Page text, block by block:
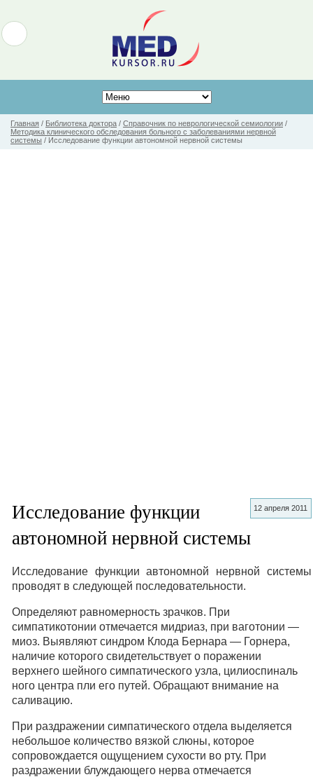
Главная / Библиотека доктора / Справочник по неврологической семиологии /
Методика клинического обследования больного с заболеваниями нервной
системы / Исследование функции автономной нервной системы
12 апреля 2011
Исследование функции
автономной нервной системы
Исследование функции автономной нервной системы
проводят в следующей последовательности.
Определяют равномерность зрачков. При
симпатикотонии отмечается мидриаз, при ваготонии —
миоз. Выявляют синдром Клода Бернара — Горнера,
наличие которого свидетельствует о поражении
верхнего шейного симпатического узла, цилиоспиналь
ного центра пли его путей. Обращают внимание на
саливацию.
При раздражении симпатического отдела выделяется
небольшое количество вязкой слюны, которое
сопровождается ощущением сухости во рту. При
раздражении блуждающего нерва отмечается